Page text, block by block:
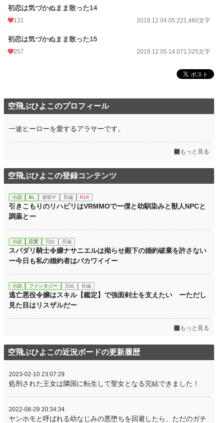
初恋は気づかぬまま散った14
131 2019.12.04 05:221,460文字
初恋は気づかぬまま散った15
257 2019.12.05 14:071,525文字
空飛ぶひよこのプロフィール
一途ヒーローを愛するアラサーです。
もっと見る
空飛ぶひよこの登録コンテンツ
小説 BL 連載中 長編 R18
引きこもりのリハビリはVRMMOでー僕と幼馴染みと獣人NPCと
調薬とー
小説 恋愛 完結 長編
スパダリ騎士令嬢ナサニエルは拗らせ殿下の婚約破棄を許さない
ー今日も私の婚約者はバカワイイー
小説 ファンタジー 完結 長編
逃亡悪役令嬢はスキル【鑑定】で強面剣士を支えたい ーただし
見た目はリスザルだー
もっと見る
空飛ぶひよこの近況ボードの更新履歴
2023-02-10 23:07:29
処刑された王女は隣国に転生して聖女となる完結できました！
2022-08-29 20:34:34
ヤンホモと呼ばれる幼なじみの悪堕ちを回避したら、ただのガチ